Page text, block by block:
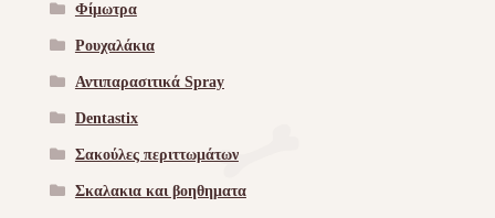
Φίμωτρα
Ρουχαλάκια
Αντιπαρασιτικά Spray
Dentastix
Σακούλες περιττωμάτων
Σκαλακια και βοηθηματα